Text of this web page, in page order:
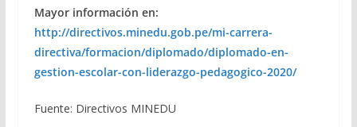
Mayor información en:
http://directivos.minedu.gob.pe/mi-carrera-
directiva/formacion/diplomado/diplomado-en-
gestion-escolar-con-liderazgo-pedagogico-2020/
Fuente: Directivos MINEDU